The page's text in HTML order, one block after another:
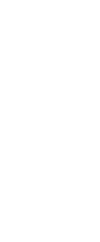
会場参加のみなら
ご自宅でも当セミ
途中退席も可能で
★★★「zoom」に
「zoom」の動画
ご自宅でも・移
（※ 通信料はご負
ライブ配信セミ
いただいたメー